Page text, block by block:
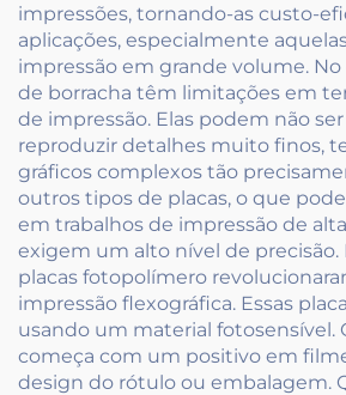
impressões, tornando-as custo-
aplicações, especialmente
impressão em grande volume.
de borracha têm limitações em
de impressão. Elas podem não
reproduzir detalhes muito finos,
gráficos complexos tão
outros tipos de placas, o que
em trabalhos de impressão de
exigem um alto nível de precisão.
placas fotopolímero
impressão flexográfica. Essas
usando um material fotosensível.
começa com um positivo em
design do rótulo ou embalagem.